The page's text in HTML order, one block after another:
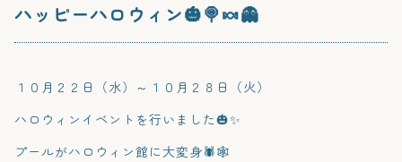
ハッピーハロウィン🎃🍭🍬👻
１０月２２日（水）～１０月２８日（火）
ハロウィンイベントを行いました🎃✨
プールがハロウィン館に大変身🕷️🕸️